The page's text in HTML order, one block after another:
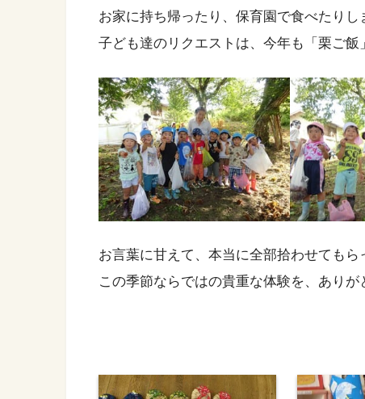
お家に持ち帰ったり、保育園で食べたりし
子ども達のリクエストは、今年も「栗ご飯
お言葉に甘えて、本当に全部拾わせてもら
この季節ならではの貴重な体験を、ありが